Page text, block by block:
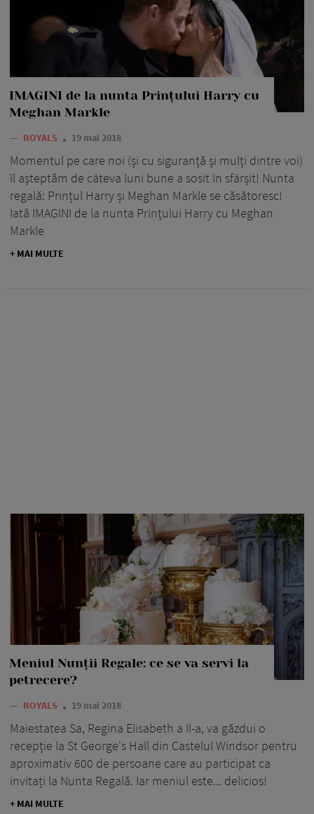
IMAGINI de la nunta Prințului Harry cu
Meghan Markle
— ROYALS 19 mai 2018
Momentul pe care noi (și cu siguranță și mulți dintre voi)
îl așteptăm de câteva luni bune a sosit în sfârșit! Nunta
regală: Prințul Harry și Meghan Markle se căsătoresc!
Iată IMAGINI de la nunta Prințului Harry cu Meghan
Markle
+ MAI MULTE
Meniul Nunții Regale: ce se va servi la
petrecere?
— ROYALS 19 mai 2018
Maiestatea Sa, Regina Elisabeth a II-a, va găzdui o
recepție la St George's Hall din Castelul Windsor pentru
aproximativ 600 de persoane care au participat ca
invitați la Nunta Regală. Iar meniul este... delicios!
+ MAI MULTE